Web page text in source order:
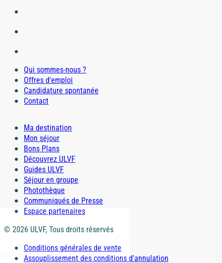
Qui sommes-nous ?
Offres d'emploi
Candidature spontanée
Contact
Ma destination
Mon séjour
Bons Plans
Découvrez ULVF
Guides ULVF
Séjour en groupe
Photothèque
Communiqués de Presse
Espace partenaires
© 2026 ULVF, Tous droits réservés
Conditions générales de vente
Assouplissement des conditions d'annulation